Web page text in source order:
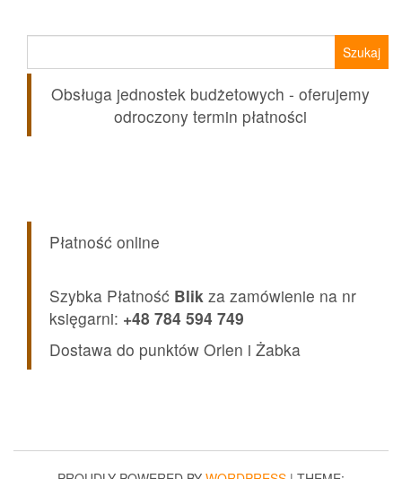
Obsługa jednostek budżetowych - oferujemy
odroczony termin płatności
Płatność online
Szybka Płatność Blik za zamówienie na nr
księgarni: +48 784 594 749
Dostawa do punktów Orlen i Żabka